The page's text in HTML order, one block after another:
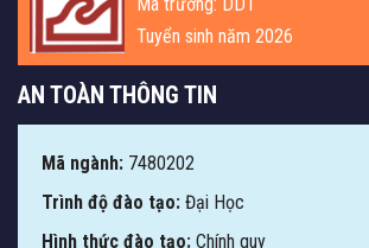
Mã trường: DDT
Tuyển sinh năm 2026
AN TOÀN THÔNG TIN
Mã ngành: 7480202
Trình độ đào tạo: Đại Học
Hình thức đào tạo: Chính quy